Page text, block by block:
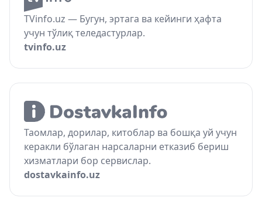
TVinfo.uz — Бугун, эртага ва кейинги ҳафта
учун тўлиқ теледастурлар.
tvinfo.uz
Таомлар, дорилар, китоблар ва бошқа уй учун
керакли бўлаган нарсаларни етказиб бериш
хизматлари бор сервислар.
dostavkainfo.uz